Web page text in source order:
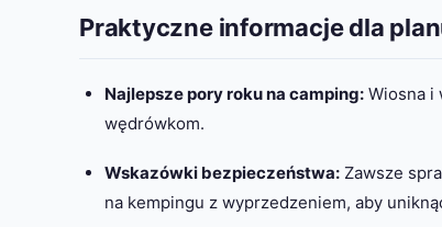
Praktyczne informacje dla
Najlepsze pory roku na camping:Wiosna i
wędrówkom.
Wskazówki bezpieczeństwa:Zawsze
na kempingu z wyprzedzeniem, aby